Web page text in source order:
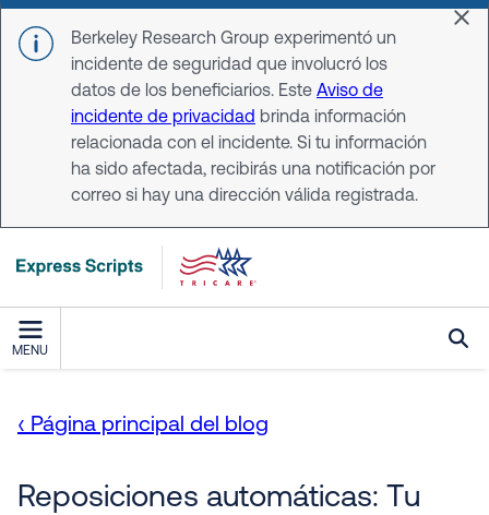
Skip to main content
Berkeley Research Group experimentó un
incidente de seguridad que involucró los
datos de los beneficiarios. Este Aviso de
incidente de privacidad brinda información
relacionada con el incidente. Si tu información
ha sido afectada, recibirás una notificación por
correo si hay una dirección válida registrada.
MENU
‹ Página principal del blog
Reposiciones automáticas: Tu